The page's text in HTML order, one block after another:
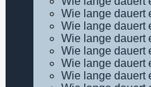
Wie lange dauert
Wie lange dauert
Wie lange dauert
Wie lange dauert
Wie lange dauert
Wie lange dauert